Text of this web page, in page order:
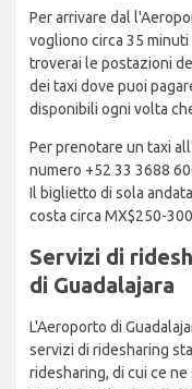
Per arrivare dal
vogliono circa 35
troverai le postazioni
dei taxi dove puoi
disponibili ogni volta
Per prenotare un taxi
numero +52 33 3688
Il biglietto di sola
costa circa MX$250-
Servizi di
di Guadalajara
L'Aeroporto di
servizi di ridesharing
ridesharing, di cui ce